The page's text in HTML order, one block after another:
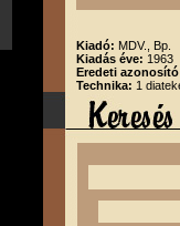
Kiadó: MDV., Bp.
Kiadás éve: 1963
Eredeti
Technika: 1